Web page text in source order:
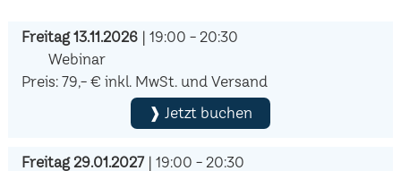
Freitag 13.11.2026| 19:00 - 20:30
Webinar
Preis: 79,- € inkl. MwSt. und Versand
❱ Jetzt buchen
Freitag 29.01.2027| 19:00 - 20:30